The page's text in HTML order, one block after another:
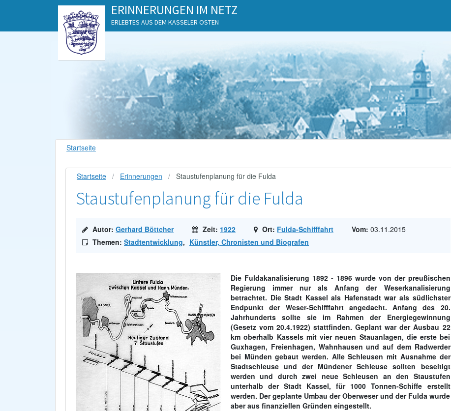
ERINNERUNGEN IM NETZ
ERLEBTES AUS DEM KASSELER OSTEN
Startseite
Startseite Erinnerungen Staustufenplanung für die Fulda
Staustufenplanung für die Fulda
Autor: Gerhard Böttcher Zeit: 1922 Ort: Fulda-Schifffahrt Vom: 03.11.2015
Themen: Stadtentwicklung, Künstler, Chronisten und Biografen
Die Fuldakanalisierung 1892 - 1896 wurde von der preußischen
Regierung immer nur als Anfang der Weserkanalisierung
betrachtet. Die Stadt Kassel als Hafenstadt war als südlichster
Endpunkt der Weser-Schifffahrt angedacht. Anfang des 20.
Jahrhunderts sollte sie im Rahmen der Energiegewinnung
(Gesetz vom 20.4.1922) stattfinden. Geplant war der Ausbau 22
km oberhalb Kassels mit vier neuen Stauanlagen, die erste bei
Guxhagen, Freienhagen, Wahnhausen und auf dem Radwerder
bei Münden gebaut werden. Alle Schleusen mit Ausnahme der
Stadtschleuse und der Mündener Schleuse sollten beseitigt
werden und durch zwei neue Schleusen an den Staustufen
unterhalb der Stadt Kassel, für 1000 Tonnen-Schiffe erstellt
werden. Der geplante Umbau der Oberweser und der Fulda wurde
aber aus finanziellen Gründen eingestellt.